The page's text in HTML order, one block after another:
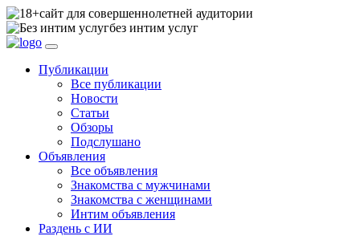
сайт для совершеннолетней аудитории
без интим услуг
Публикации
Все публикации
Новости
Статьи
Обзоры
Подслушано
Объявления
Все объявления
Знакомства с мужчинами
Знакомства с женщинами
Интим объявления
Раздень с ИИ